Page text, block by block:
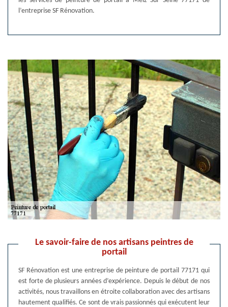
l’entreprise SF Rénovation.
Le savoir-faire de nos artisans peintres de
portail
SF Rénovation est une entreprise de peinture de portail 77171 qui
est forte de plusieurs années d’expérience. Depuis le début de nos
activités, nous travaillons en étroite collaboration avec des artisans
hautement qualifiés. Ce sont de vrais passionnés qui exécutent leur